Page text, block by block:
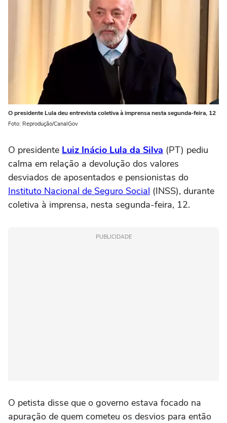
O presidente Lula deu entrevista coletiva à imprensa nesta segunda-feira, 12
Foto: Reprodução/CanalGov
O presidente Luiz Inácio Lula da Silva (PT) pediu
calma em relação a devolução dos valores
desviados de aposentados e pensionistas do
Instituto Nacional de Seguro Social (INSS), durante
coletiva à imprensa, nesta segunda-feira, 12.
PUBLICIDADE
O petista disse que o governo estava focado na
apuração de quem cometeu os desvios para então